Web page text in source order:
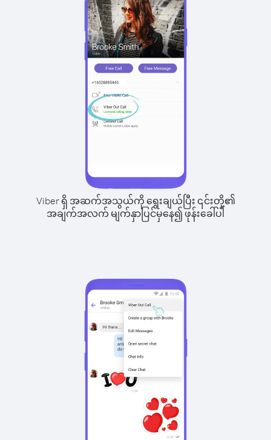
Viber ရှိ အဆက်အသွယ်ကို ရွေးချယ်ပြီး ၎င်းတို့၏
အချက်အလက် မျက်နှာပြင်မှနေ၍ ဖုန်းခေါ်ပါ